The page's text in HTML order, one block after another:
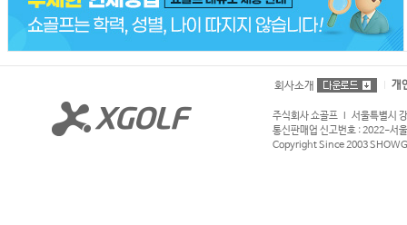
회사소개 개
주식회사 쇼골프 l 서울특별시
통신판매업 신고번호 : 2022-
Copyright Since 2003